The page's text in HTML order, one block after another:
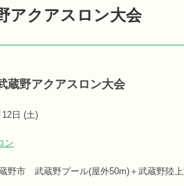
アクアスロン大会
蔵野アクアスロン大会
12日 (土)
ン
野市 武蔵野プール(屋外50m)＋武蔵野陸